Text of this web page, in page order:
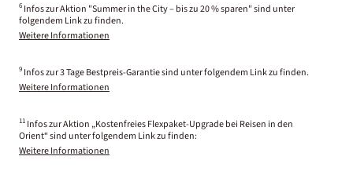
6 Infos zur Aktion "Summer in the City – bis zu 20 % sparen" sind unter
folgendem Link zu finden.
Weitere Informationen
9 Infos zur 3 Tage Bestpreis-Garantie sind unter folgendem Link zu finden.
Weitere Informationen
11 Infos zur Aktion „Kostenfreies Flexpaket-Upgrade bei Reisen in den
Orient“ sind unter folgendem Link zu finden:
Weitere Informationen